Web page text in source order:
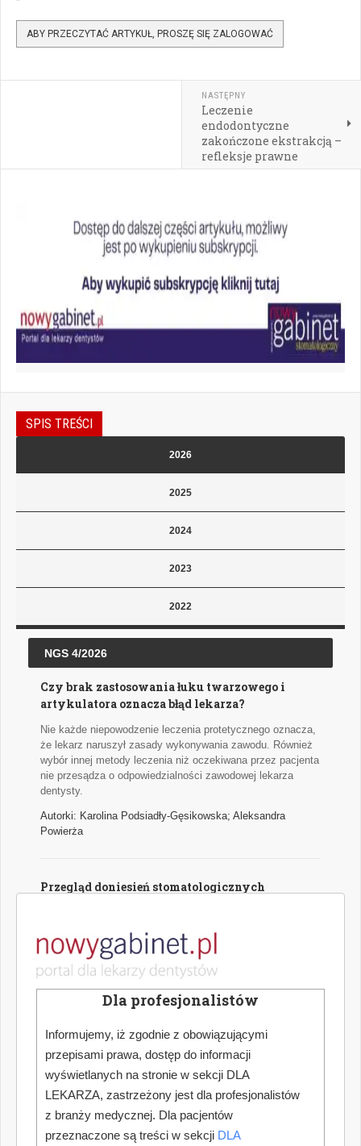
ABY PRZECZYTAĆ ARTYKUŁ, PROSZĘ SIĘ ZALOGOWAĆ
NASTĘPNY
Leczenie
endodontyczne
zakończone ekstrakcją –
refleksje prawne
SPIS TREŚCI
2026
2025
2024
2023
2022
NGS 4/2026
Czy brak zastosowania łuku twarzowego i
artykulatora oznacza błąd lekarza?
Nie każde niepowodzenie leczenia protetycznego oznacza,
że lekarz naruszył zasady wykonywania zawodu. Również
wybór innej metody leczenia niż oczekiwana przez pacjenta
nie przesądza o odpowiedzialności zawodowej lekarza
dentysty.
Autorki: Karolina Podsiadły-Gęsikowska; Aleksandra
Powierża
Przegląd doniesień stomatologicznych
Autor: Hanna Puźyńska
Jak dokonać optymalnego wyboru urządzenia
do pracy w powiększeniu zabiegowym
Współczesna stomatologia nieustannie podnosi poprzeczkę
erze zaawansowanych technologii, miniaturyzacji narzędzi
oraz rosnących oczekiwań pacjentów, kluczowym
elementem codziennej praktyki staje się odpowiednio
dobrana optyka zabiegowa. Coraz częściej wybór ten
sprowadza się do dwóch rozwiązań: lup stomatologicznych
Dla profesjonalistów
Informujemy, iż zgodnie z obowiązującymi
przepisami prawa, dostęp do informacji
wyświetlanych na stronie w sekcji DLA
LEKARZA, zastrzeżony jest dla profesjonalistów
z branży medycznej. Dla pacjentów
przeznaczone są treści w sekcji DLA